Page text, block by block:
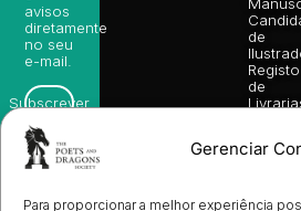
Gerenciar
Para proporcionar a melhor experiência
de
Registo
de
avisos
diretamente
no seu
e-mail.
Subscrever